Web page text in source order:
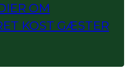
OM
KOST GÆSTER